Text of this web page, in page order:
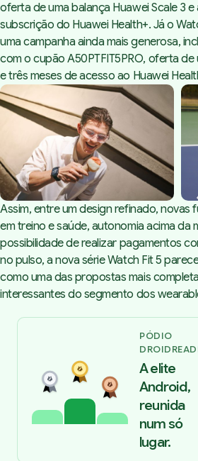
oferta de uma balança Huawei Scale 3 e
subscrição do Huawei Health+. Já o
uma campanha ainda mais generosa,
com o cupão A50PTFIT5PRO, oferta
e três meses de acesso ao Huawei
Assim, entre um design refinado, novas
em treino e saúde, autonomia acima da
possibilidade de realizar pagamentos
no pulso, a nova série Watch Fit 5
como uma das propostas mais
interessantes do segmento dos
PÓDIO
A elite
Android,
reunida
num só
lugar.